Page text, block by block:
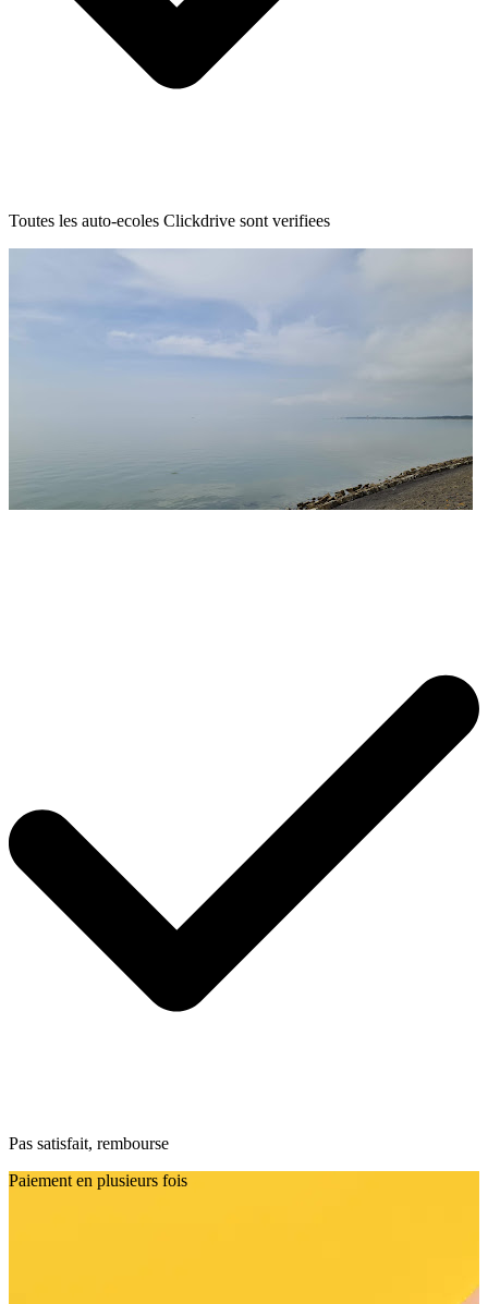
Toutes les auto-ecoles Clickdrive sont verifiees
Pas satisfait, rembourse
Paiement en plusieurs fois